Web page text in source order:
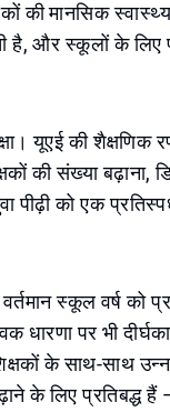
की मानसिक
है, और स्कूलों के लिए
यूएई की
की संख्या
पीढ़ी को एक
स्कूल वर्ष को
धारणा पर भी
शिक्षकों के साथ-साथ
के लिए प्रतिबद्ध